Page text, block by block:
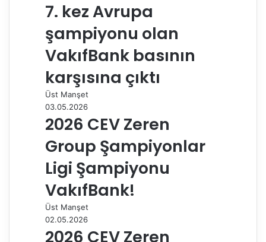
7. kez Avrupa
şampiyonu olan
VakıfBank basının
karşısına çıktı
Üst Manşet
03.05.2026
2026 CEV Zeren
Group Şampiyonlar
Ligi Şampiyonu
VakıfBank!
Üst Manşet
02.05.2026
2026 CEV Zeren